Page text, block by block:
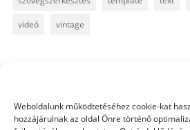
Weboldalunk működtetéséhez cookie-kat
hozzájárulnak az oldal Önre történő
videó vintage
0 hozzászólás